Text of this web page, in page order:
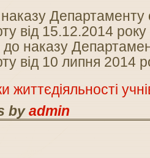
Департаменту
від 15.12.2014
наказу
від 10 липня 2014
життєдіяльності
byadmin